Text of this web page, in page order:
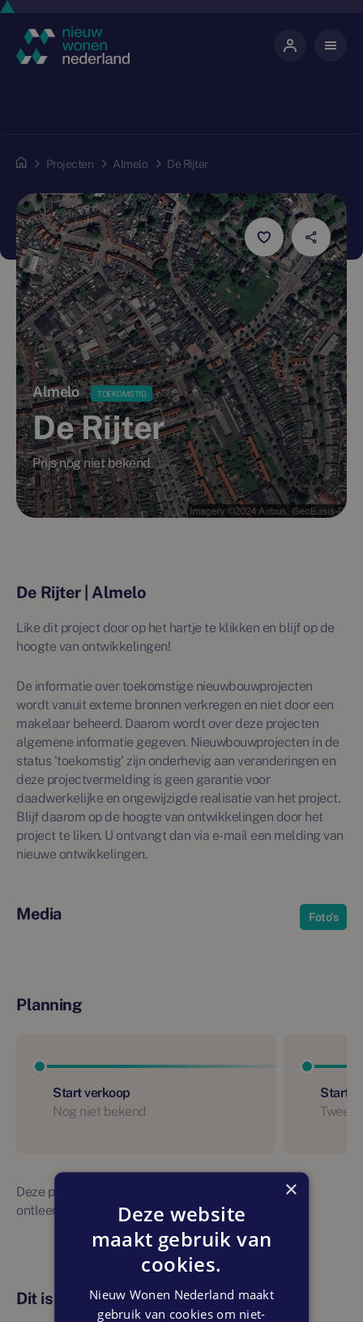
Projecten Almelo De Rijter
Almelo TOEKOMSTIG
De Rijter
Prijs nog niet bekend
De Rijter | Almelo
Like dit project door op het hartje te klikken en blijf op de
hoogte van ontwikkelingen!
De informatie over toekomstige nieuwbouwprojecten
wordt vanuit externe bronnen verkregen en niet door een
makelaar beheerd. Daarom wordt over deze projecten
algemene informatie gegeven. Nieuwbouwprojecten in de
status 'toekomstig' zijn onderhevig aan veranderingen en
deze projectvermelding is geen garantie voor
daadwerkelijke en ongewijzigde realisatie van het project.
Blijf daarom op de hoogte van ontwikkelingen door het
project te liken. U ontvangt dan via e-mail een melding van
nieuwe ontwikkelingen.
Media Foto's
Planning
Start verkoop
Nog niet bekend
Start
Deze planning is indicatief. Er kunnen geen rechten
ontleend worden aan bovenstaande planning
Dit is de locatie
×
Deze website
maakt gebruik van
cookies.
Nieuw Wonen Nederland maakt
gebruik van cookies om niet-